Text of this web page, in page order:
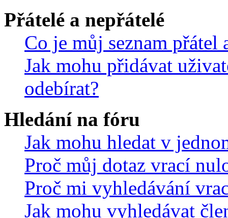
Přátelé a nepřátelé
Co je můj seznam přátel
Jak mohu přidávat
odebírat?
Hledání na fóru
Jak mohu hledat v
Proč můj dotaz vrací
Proč mi vyhledávání
Jak mohu vyhledávat